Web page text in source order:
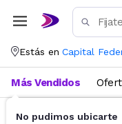
Estás en Capital
No pudimos ubicarte
Más Vendidos
Accesorios de